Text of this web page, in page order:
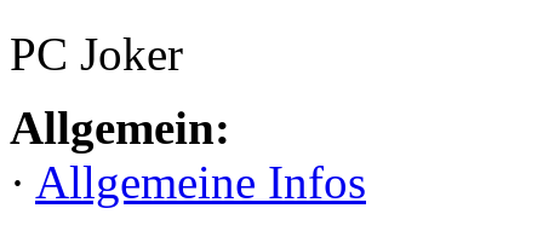
PC Joker
Allgemein:
· Allgemeine Infos